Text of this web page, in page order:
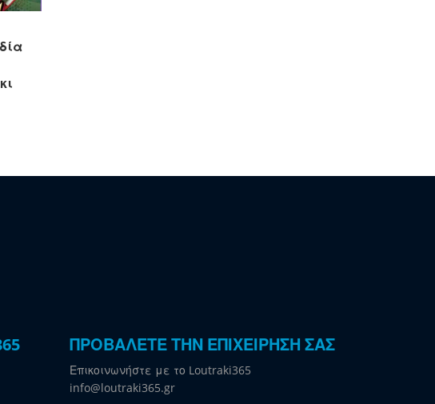
ΠΡΟΒΑΛΕΤΕ ΤΗΝ ΕΠΙΧΕΙΡΗΣΗ ΣΑΣ
Επικοινωνήστε με το Loutraki365
info@loutraki365.gr